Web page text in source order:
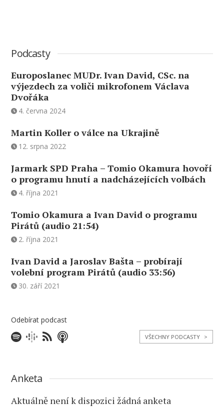
Podcasty
Europoslanec MUDr. Ivan David, CSc. na
výjezdech za voliči mikrofonem Václava
Dvořáka
4. června 2024
Martin Koller o válce na Ukrajině
12. srpna 2022
Jarmark SPD Praha – Tomio Okamura hovoří
o programu hnutí a nadcházejících volbách
4. října 2021
Tomio Okamura a Ivan David o programu
Pirátů (audio 21:54)
2. října 2021
Ivan David a Jaroslav Bašta – probírají
volební program Pirátů (audio 33:56)
30. září 2021
Odebírat podcast
VŠECHNY PODCASTY >
Anketa
Aktuálně není k dispozici žádná anketa